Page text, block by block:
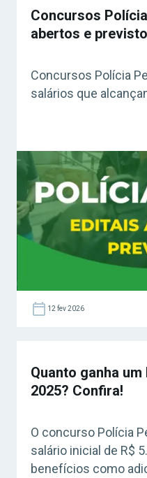
Concursos
abertos e
Concursos Polícia
salários que
12 fev 2026
Quanto ganha
2025? Confira!
O concurso Polícia
salário inicial de R$
benefícios como